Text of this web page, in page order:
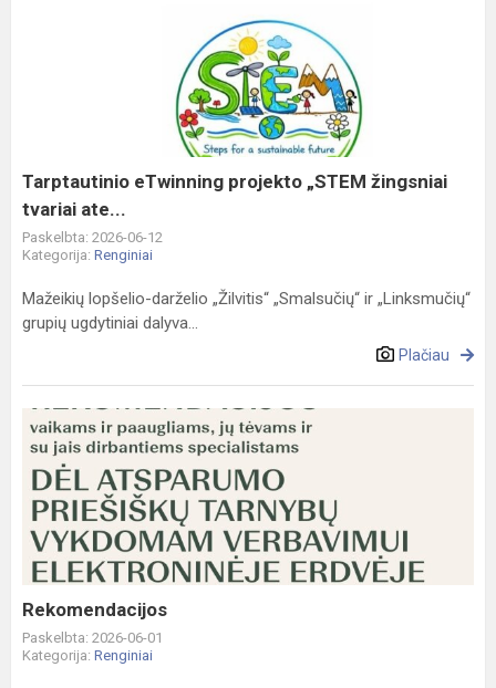
Tarptautinio eTwinning projekto „STEM žingsniai
tvariai ate...
Paskelbta: 2026-06-12
Kategorija: Renginiai
Mažeikių lopšelio-darželio „Žilvitis“ „Smalsučių“ ir „Linksmučių“
grupių ugdytiniai dalyva...
Plačiau
Rekomendacijos
Rekomendacijos
Paskelbta: 2026-06-01
Kategorija: Renginiai